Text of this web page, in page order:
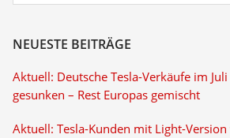
NEUESTE BEITRÄGE
Aktuell: Deutsche Tesla-Verkäufe im
gesunken – Rest Europas gemischt
Aktuell: Tesla-Kunden mit Light-Version